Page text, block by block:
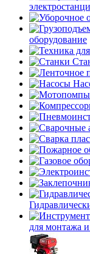
оборудование
для монтажа